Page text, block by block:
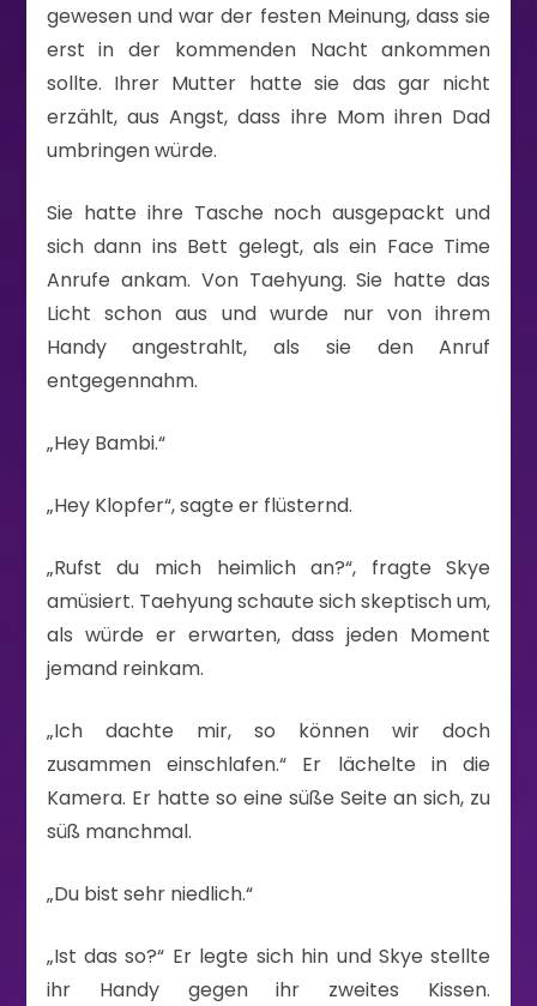
gewesen und war der festen Meinung, dass sie
erst in der kommenden Nacht ankommen
sollte. Ihrer Mutter hatte sie das gar nicht
erzählt, aus Angst, dass ihre Mom ihren Dad
umbringen würde.
Sie hatte ihre Tasche noch ausgepackt und
sich dann ins Bett gelegt, als ein Face Time
Anrufe ankam. Von Taehyung. Sie hatte das
Licht schon aus und wurde nur von ihrem
Handy angestrahlt, als sie den Anruf
entgegennahm.
„Hey Bambi.“
„Hey Klopfer“, sagte er flüsternd.
„Rufst du mich heimlich an?“, fragte Skye
amüsiert. Taehyung schaute sich skeptisch um,
als würde er erwarten, dass jeden Moment
jemand reinkam.
„Ich dachte mir, so können wir doch
zusammen einschlafen.“ Er lächelte in die
Kamera. Er hatte so eine süße Seite an sich, zu
süß manchmal.
„Du bist sehr niedlich.“
„Ist das so?“ Er legte sich hin und Skye stellte
ihr Handy gegen ihr zweites Kissen.